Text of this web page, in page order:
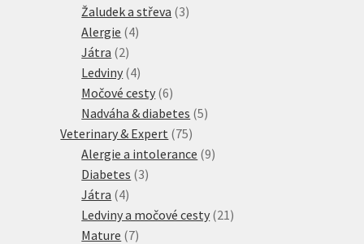
produktů
Žaludek a střeva 33
Alergie 44
Játra 22
produkty
Ledviny 44
produkty
Močové cesty 66
produktů
Nadváha & diabetes 55
Veterinary & Expert 7575
produktů
Alergie a intolerance 99
Diabetes 33
Játra 44
produkty
Ledviny a močové cesty 21 21
Mature 77